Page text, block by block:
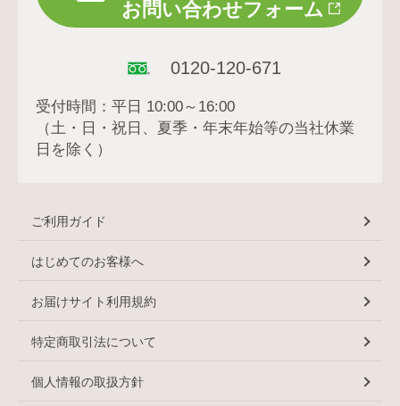
お問い合わせフォーム
0120-120-671
受付時間：平日 10:00～16:00
（土・日・祝日、夏季・年末年始等の当社休業
日を除く）
ご利用ガイド
はじめてのお客様へ
お届けサイト利用規約
特定商取引法について
個人情報の取扱方針